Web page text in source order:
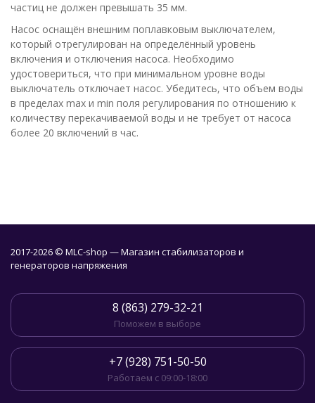
частиц не должен превышать 35 мм.
Насос оснащён внешним поплавковым выключателем,
который отрегулирован на определённый уровень
включения и отключения насоса. Необходимо
удостовериться, что при минимальном уровне воды
выключатель отключает насос. Убедитесь, что объем воды
в пределах max и min поля регулирования по отношению к
количеству перекачиваемой воды и не требует от насоса
более 20 включений в час.
2017-2026 © MLC-shop — Магазин стабилизаторов и
генераторов напряжения
8 (863) 279-32-21
Поможем в выборе
+7 (928) 751-50-50
Работаем с 09:00-18:00